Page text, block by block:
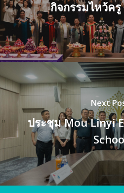
กิจกรรมไหว้ค
Next
ประชุม Mou Linyi